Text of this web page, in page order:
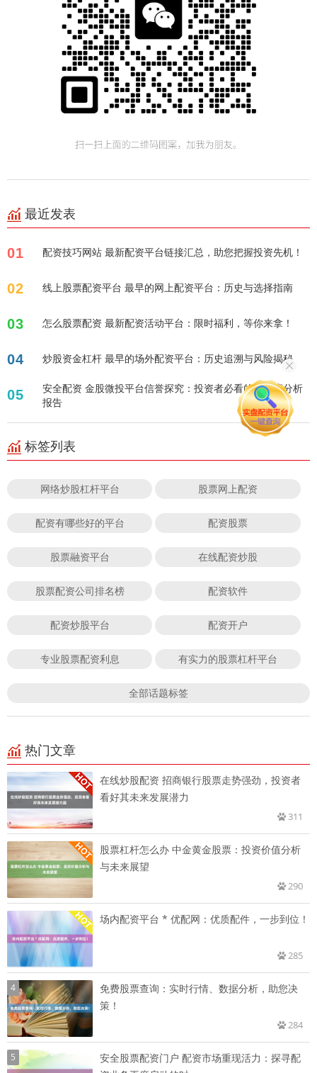
最近发表
01 配资技巧网站 最新配资平台链接汇总，助您把握投资先机！
02 线上股票配资平台 最早的网上配资平台：历史与选择指南
03 怎么股票配资 最新配资活动平台：限时福利，等你来拿！
04 炒股资金杠杆 最早的场外配资平台：历史追溯与风险揭秘
05
安全配资 金股微投平台信誉探究：投资者必看的可信度分析
报告
标签列表
网络炒股杠杆平台 股票网上配资
配资有哪些好的平台 配资股票
股票融资平台 在线配资炒股
股票配资公司排名榜 配资软件
配资炒股平台 配资开户
专业股票配资利息 有实力的股票杠杆平台
全部话题标签
热门文章
在线炒股配资 招商银行股票走势强劲，投资者
看好其未来发展潜力
311
股票杠杆怎么办 中金黄金股票：投资价值分析
与未来展望
290
场内配资平台 * 优配网：优质配件，一步到位！
285
4
免费股票查询：实时行情、数据分析，助您决
策！
284
5
安全股票配资门户 配资市场重现活力：探寻配